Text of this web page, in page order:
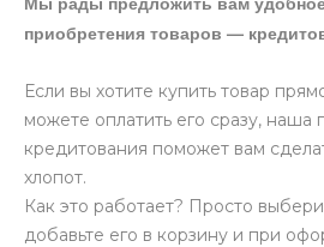
приобретения товаров —
Если вы хотите купить товар
можете оплатить его сразу, наша
кредитования поможет вам
хлопот.
Как это работает? Просто
добавьте его в корзину и при